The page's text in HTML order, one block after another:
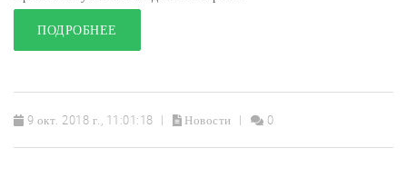
ПОДРОБНЕЕ
9 окт. 2018 г., 11:01:18 Новости 0